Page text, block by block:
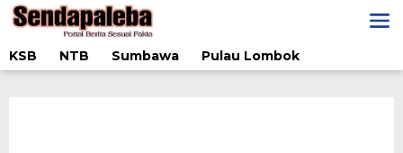
Lewati
ke
KSB
NTB Sumbawa Pulau Lombok